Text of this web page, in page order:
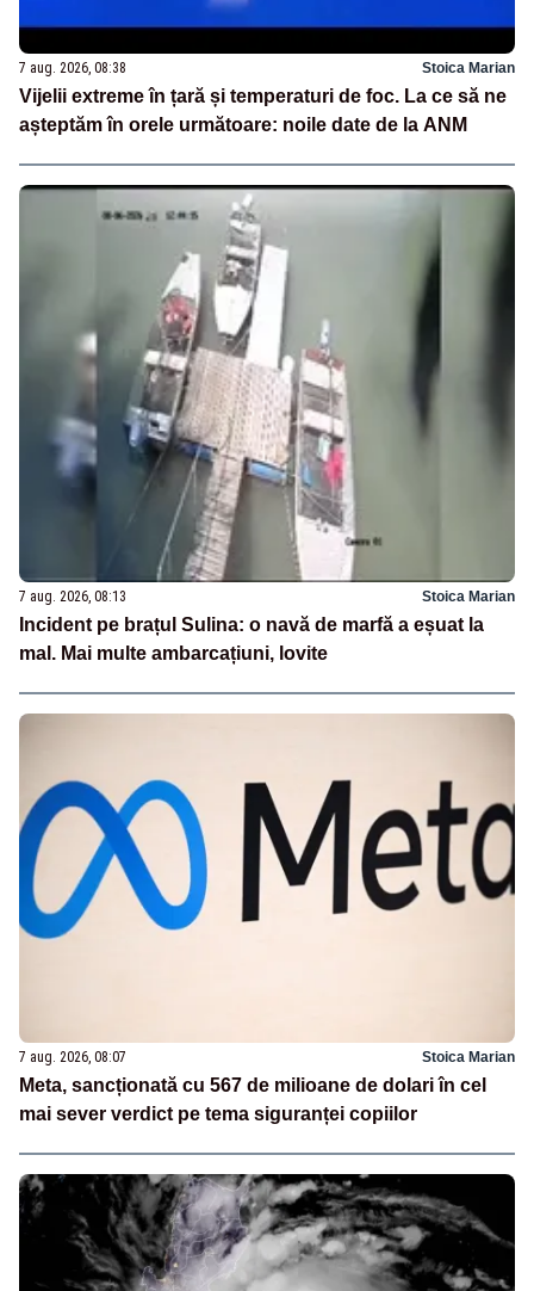
7 aug. 2026, 08:38 Stoica Marian
Vijelii extreme în țară și temperaturi de foc. La ce să ne
așteptăm în orele următoare: noile date de la ANM
7 aug. 2026, 08:13 Stoica Marian
Incident pe brațul Sulina: o navă de marfă a eșuat la
mal. Mai multe ambarcațiuni, lovite
7 aug. 2026, 08:07 Stoica Marian
Meta, sancționată cu 567 de milioane de dolari în cel
mai sever verdict pe tema siguranței copiilor